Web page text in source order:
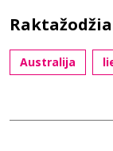
Australija